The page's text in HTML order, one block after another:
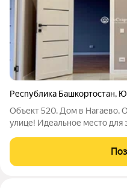
Республика Башкортостан,
Объект 520. Дом в Нагаево,
улице! Идеальное место
несовершеннолетних детей,
включительно),IT ипотека ) !